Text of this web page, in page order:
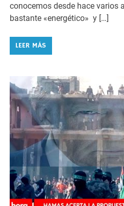
conocemos desde hace varios
bastante «energético» y […]
LEER MÁS